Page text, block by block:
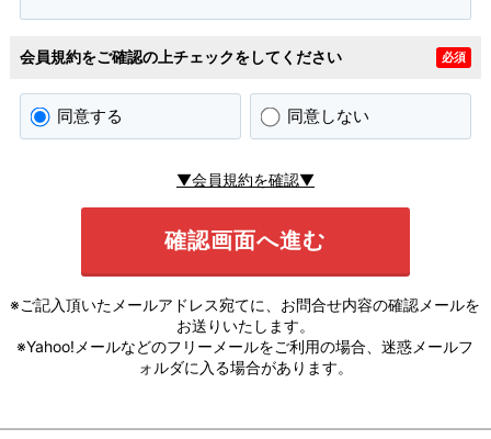
会員規約をご確認の上チェックをしてください 必須
同意する 同意しない
▼会員規約を確認▼
※ご記入頂いたメールアドレス宛てに、お問合せ内容の確認メールを
お送りいたします。
※Yahoo!メールなどのフリーメールをご利用の場合、迷惑メールフ
ォルダに入る場合があります。